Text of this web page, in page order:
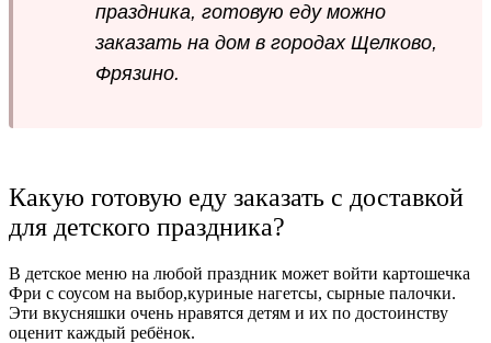
праздника, готовую еду можно
заказать на дом в городах Щелково,
Фрязино.
Какую готовую еду заказать с доставкой
для детского праздника?
В детское меню на любой праздник может войти картошечка
Фри с соусом на выбор,куриные нагетсы, сырные палочки.
Эти вкусняшки очень нравятся детям и их по достоинству
оценит каждый ребёнок.